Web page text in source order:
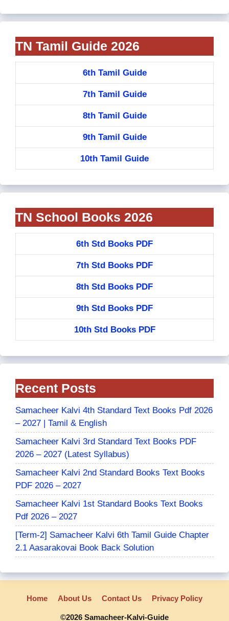
TN Tamil Guide 2026
6th Tamil Guide
7th Tamil Guide
8th Tamil Guide
9th Tamil Guide
10th Tamil Guide
TN School Books 2026
6th Std Books PDF
7th Std Books PDF
8th Std Books PDF
9th Std Books PDF
10th Std Books PDF
Recent Posts
Samacheer Kalvi 4th Standard Text Books Pdf 2026
– 2027 | Tamil & English
Samacheer Kalvi 3rd Standard Text Books PDF
2026 – 2027 (Latest Syllabus)
Samacheer Kalvi 2nd Standard Books Text Books
PDF 2026 – 2027
Samacheer Kalvi 1st Standard Books Text Books
Pdf 2026 – 2027
[Term-2] Samacheer Kalvi 6th Tamil Guide Chapter
2.1 Aasarakovai Book Back Solution
Home About Us Contact Us Privacy Policy
©2026 Samacheer-Kalvi-Guide